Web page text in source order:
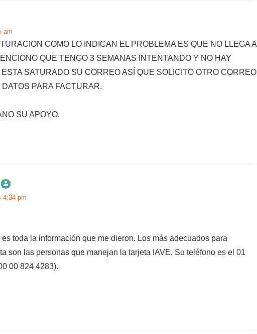
am
COMO LO INDICAN EL PROBLEMA ES QUE NO LLEGA A
QUE TENGO 3 SEMANAS INTENTANDO Y NO HAY
SATURADO SU CORREO ASÍ QUE SOLICITO OTRO CORREO
PARA FACTURAR.
SU APOYO.
real»!
4:34 pm
toda la información que me dieron. Los más adecuados para
son las personas que manejan la tarjeta IAVE. Su teléfono es el 01
00 824 4283).